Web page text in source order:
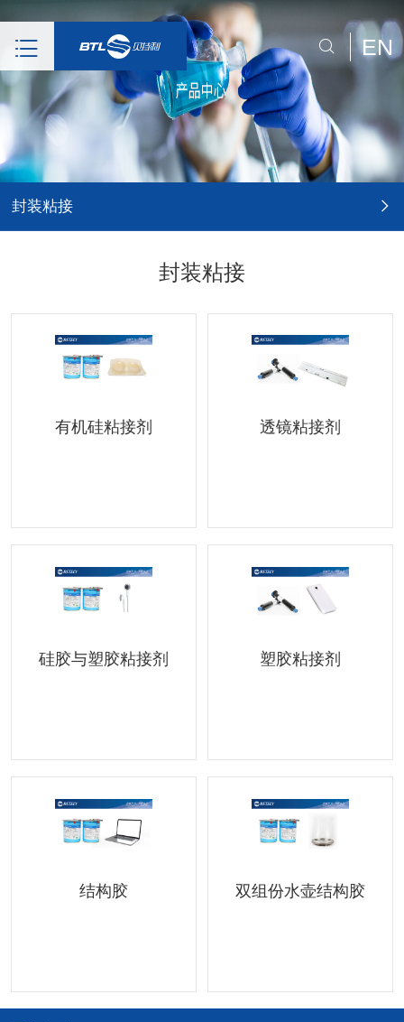
EN
封装粘接
封装粘接
有机硅粘接剂 透镜粘接剂
硅胶与塑胶粘接剂 塑胶粘接剂
结构胶 双组份水壶结构胶